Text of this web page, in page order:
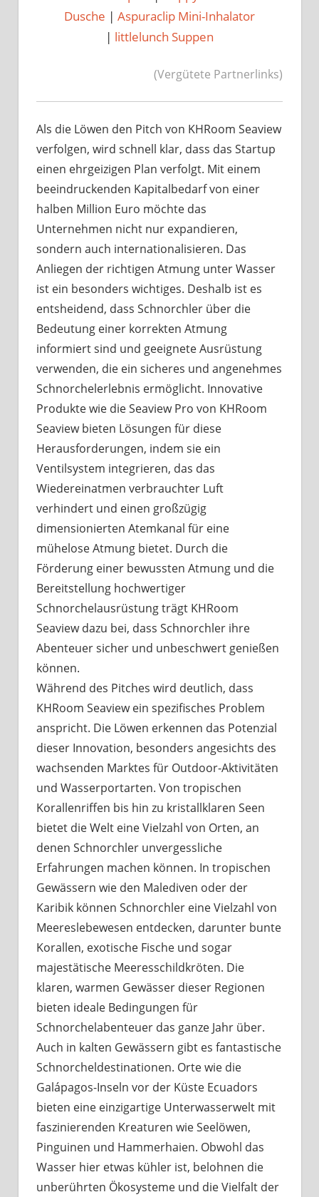
Dusche | Aspuraclip Mini-Inhalator
| littlelunch Suppen
(Vergütete Partnerlinks)
Als die Löwen den Pitch von KHRoom Seaview
verfolgen, wird schnell klar, dass das Startup
einen ehrgeizigen Plan verfolgt. Mit einem
beeindruckenden Kapitalbedarf von einer
halben Million Euro möchte das
Unternehmen nicht nur expandieren,
sondern auch internationalisieren. Das
Anliegen der richtigen Atmung unter Wasser
ist ein besonders wichtiges. Deshalb ist es
entsheidend, dass Schnorchler über die
Bedeutung einer korrekten Atmung
informiert sind und geeignete Ausrüstung
verwenden, die ein sicheres und angenehmes
Schnorchelerlebnis ermöglicht. Innovative
Produkte wie die Seaview Pro von KHRoom
Seaview bieten Lösungen für diese
Herausforderungen, indem sie ein
Ventilsystem integrieren, das das
Wiedereinatmen verbrauchter Luft
verhindert und einen großzügig
dimensionierten Atemkanal für eine
mühelose Atmung bietet. Durch die
Förderung einer bewussten Atmung und die
Bereitstellung hochwertiger
Schnorchelausrüstung trägt KHRoom
Seaview dazu bei, dass Schnorchler ihre
Abenteuer sicher und unbeschwert genießen
können.
Während des Pitches wird deutlich, dass
KHRoom Seaview ein spezifisches Problem
anspricht. Die Löwen erkennen das Potenzial
dieser Innovation, besonders angesichts des
wachsenden Marktes für Outdoor-Aktivitäten
und Wasserportarten. Von tropischen
Korallenriffen bis hin zu kristallklaren Seen
bietet die Welt eine Vielzahl von Orten, an
denen Schnorchler unvergessliche
Erfahrungen machen können. In tropischen
Gewässern wie den Malediven oder der
Karibik können Schnorchler eine Vielzahl von
Meereslebewesen entdecken, darunter bunte
Korallen, exotische Fische und sogar
majestätische Meeresschildkröten. Die
klaren, warmen Gewässer dieser Regionen
bieten ideale Bedingungen für
Schnorchelabenteuer das ganze Jahr über.
Auch in kalten Gewässern gibt es fantastische
Schnorcheldestinationen. Orte wie die
Galápagos-Inseln vor der Küste Ecuadors
bieten eine einzigartige Unterwasserwelt mit
faszinierenden Kreaturen wie Seelöwen,
Pinguinen und Hammerhaien. Obwohl das
Wasser hier etwas kühler ist, belohnen die
unberührten Ökosysteme und die Vielfalt der